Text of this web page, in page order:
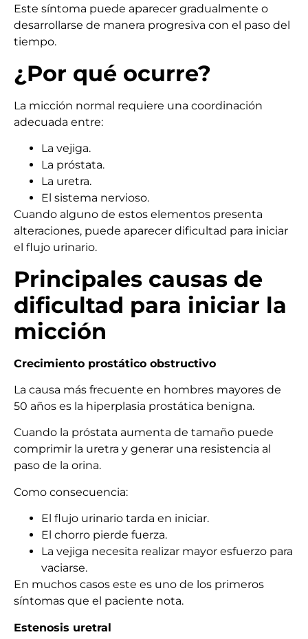
Este síntoma puede aparecer gradualmente o
desarrollarse de manera progresiva con el paso del
tiempo.
¿Por qué ocurre?
La micción normal requiere una coordinación
adecuada entre:
La vejiga.
La próstata.
La uretra.
El sistema nervioso.
Cuando alguno de estos elementos presenta
alteraciones, puede aparecer dificultad para iniciar
el flujo urinario.
Principales causas de
dificultad para iniciar la
micción
Crecimiento prostático obstructivo
La causa más frecuente en hombres mayores de
50 años es la hiperplasia prostática benigna.
Cuando la próstata aumenta de tamaño puede
comprimir la uretra y generar una resistencia al
paso de la orina.
Como consecuencia:
El flujo urinario tarda en iniciar.
El chorro pierde fuerza.
La vejiga necesita realizar mayor esfuerzo para
vaciarse.
En muchos casos este es uno de los primeros
síntomas que el paciente nota.
Estenosis uretral